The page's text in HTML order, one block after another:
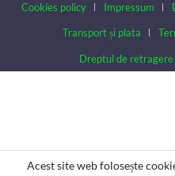
Cookies policy Impressum
Transport și plata
Dreptul de retragere
Acest site web folosește